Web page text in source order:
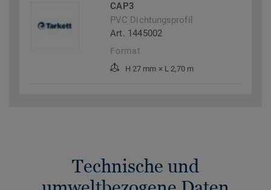
CAP3
PVC Dichtungsprofil
Art. 1445002
Format
H 27 mm × L 2,70 m
Technische und